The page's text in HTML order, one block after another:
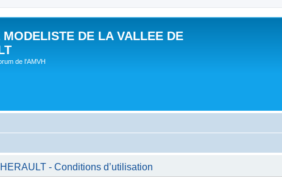
DE LA VALLEE DE
de l'AMVH
- Conditions d’utilisation